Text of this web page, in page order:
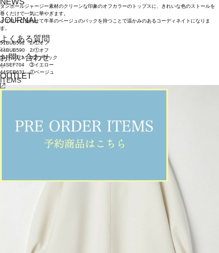
JOURNAL
よくある質問
お問い合わせ
OUTLET
ダンボールジャージー素材のクリーンな印象のオフカラーのトップスに、きれいな色のストールを
巻くだけで一気に華やぎます。
イエローに合わせて牛革のベージュのバックを持つことで温かみのあるコーディネイトになりま
す。
51BUB592 2/①オフ
44BUB590 2/①オフ
51FFS071 2/②ブラック
44SEF704 ③イエロー
44SEB631 ①ベージュ
ITEMS